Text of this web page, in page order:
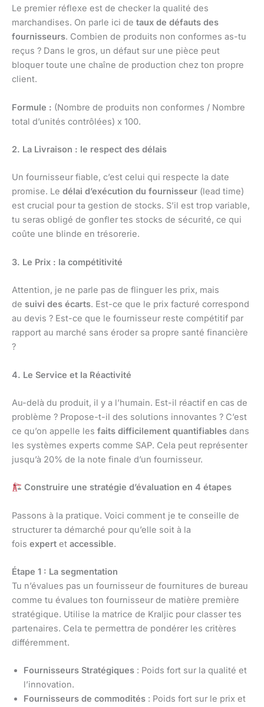
Le premier réflexe est de checker la qualité des
marchandises. On parle ici de taux de défauts des
fournisseurs. Combien de produits non conformes as-tu
reçus ? Dans le gros, un défaut sur une pièce peut
bloquer toute une chaîne de production chez ton propre
client.
Formule : (Nombre de produits non conformes / Nombre
total d’unités contrôlées) x 100.
2. La Livraison : le respect des délais
Un fournisseur fiable, c’est celui qui respecte la date
promise. Le délai d’exécution du fournisseur (lead time)
est crucial pour ta gestion de stocks. S’il est trop variable,
tu seras obligé de gonfler tes stocks de sécurité, ce qui
coûte une blinde en trésorerie.
3. Le Prix : la compétitivité
Attention, je ne parle pas de flinguer les prix, mais
de suivi des écarts. Est-ce que le prix facturé correspond
au devis ? Est-ce que le fournisseur reste compétitif par
rapport au marché sans éroder sa propre santé financière
?
4. Le Service et la Réactivité
Au-delà du produit, il y a l’humain. Est-il réactif en cas de
problème ? Propose-t-il des solutions innovantes ? C’est
ce qu’on appelle les faits difficilement quantifiables dans
les systèmes experts comme SAP. Cela peut représenter
jusqu’à 20% de la note finale d’un fournisseur.
Construire une stratégie d’évaluation en 4 étapes
Passons à la pratique. Voici comment je te conseille de
structurer ta démarché pour qu’elle soit à la
fois expert et accessible.
Étape 1 : La segmentation
Tu n’évalues pas un fournisseur de fournitures de bureau
comme tu évalues ton fournisseur de matière première
stratégique. Utilise la matrice de Kraljic pour classer tes
partenaires. Cela te permettra de pondérer les critères
différemment.
Fournisseurs Stratégiques : Poids fort sur la qualité et
l’innovation.
Fournisseurs de commodités : Poids fort sur le prix et